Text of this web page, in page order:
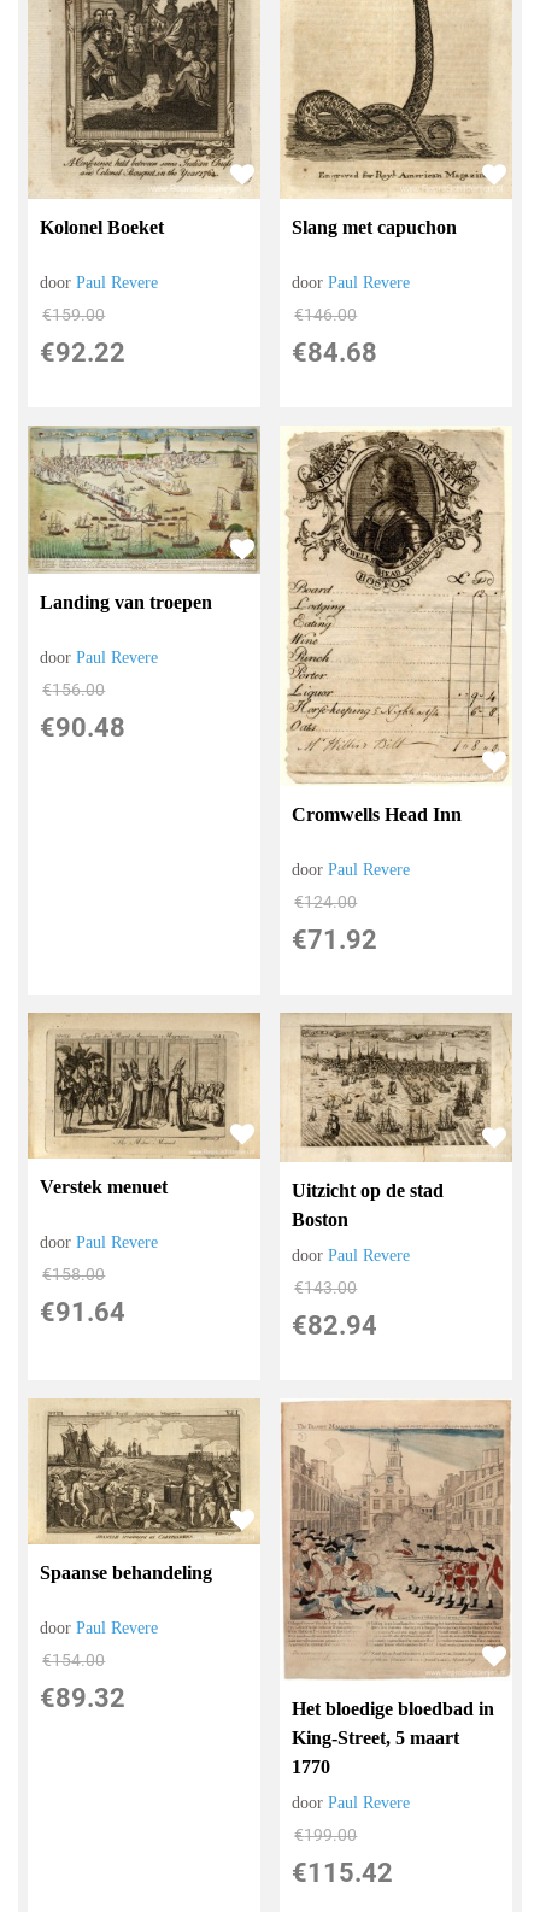
Kolonel Boeket
doorPaul Revere
€159.00
€92.22
Slang met capuchon
doorPaul Revere
€146.00
€84.68
Landing van troepen
doorPaul Revere
€156.00
€90.48
Cromwells Head Inn
doorPaul Revere
€124.00
€71.92
Verstek menuet
doorPaul Revere
€158.00
€91.64
Uitzicht op de stad
Boston
doorPaul Revere
€143.00
€82.94
Spaanse behandeling
doorPaul Revere
€154.00
€89.32
Het bloedige bloedbad in
King-Street, 5 maart
1770
doorPaul Revere
€199.00
€115.42